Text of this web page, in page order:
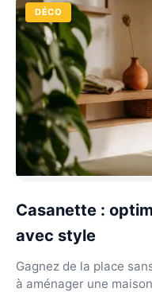
DÉCO
Casanette :
avec style
Gagnez de la place
à aménager une